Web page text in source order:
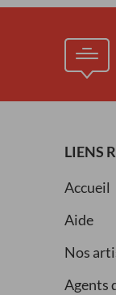
LIENS
Accueil
Aide
Nos
Agents